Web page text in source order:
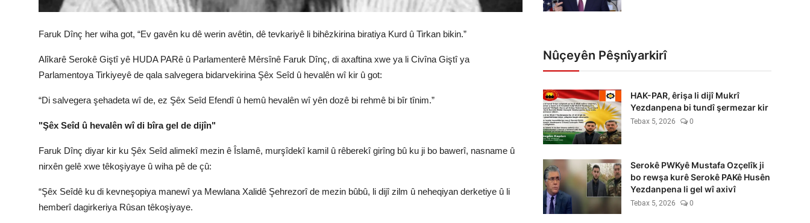
Faruk Dînç her wiha got, “Ev gavên ku dê werin avêtin, dê tevkariyê li bihêzkirina biratiya Kurd û Tirkan bikin.”
Alîkarê Serokê Giştî yê HUDA PARê û Parlamenterê Mêrsînê Faruk Dînç, di axaftina xwe ya li Civîna Giştî ya
Parlamentoya Tirkiyeyê de qala salvegera bidarvekirina Şêx Seîd û hevalên wî kir û got:
“Di salvegera şehadeta wî de, ez Şêx Seîd Efendî û hemû hevalên wî yên dozê bi rehmê bi bîr tînim.”
"Şêx Seîd û hevalên wî di bîra gel de dijîn"
Faruk Dînç diyar kir ku Şêx Seîd alimekî mezin ê Îslamê, murşîdekî kamil û rêberekî girîng bû ku ji bo bawerî, nasname û
nirxên gelê xwe têkoşiyaye û wiha pê de çû:
“Şêx Seîdê ku di kevneşopiya manewî ya Mewlana Xalidê Şehrezorî de mezin bûbû, li dijî zilm û neheqiyan derketiye û li
hemberî dagirkeriya Rûsan têkoşiyaye.
Nûçeyên Pêşnîyarkirî
HAK-PAR, êrişa li dijî Mukrî
Yezdanpena bi tundî şermezar kir
Tebax 5, 2026 0
Serokê PWKyê Mustafa Ozçelîk ji
bo rewşa kurê Serokê PAKê Husên
Yezdanpena li gel wî axivî
Tebax 5, 2026 0